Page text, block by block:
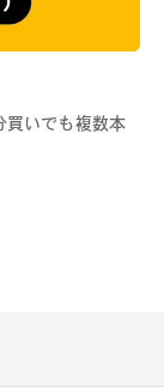
買いでも複数本